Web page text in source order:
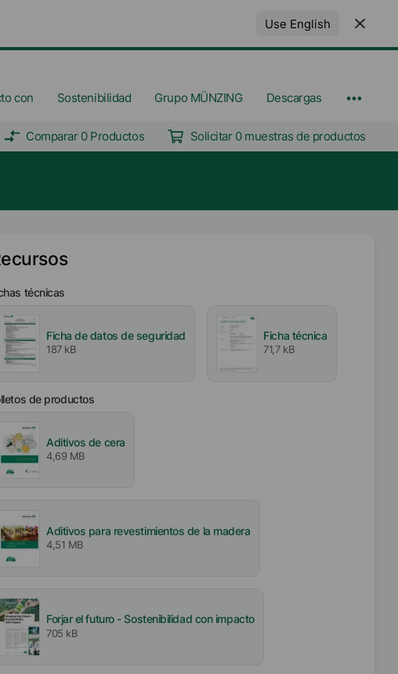
Use English
con Sostenibilidad Grupo MÜNZING Descargas
Comparar 0 Productos Solicitar 0 muestras de productos
técnicas
Ficha de datos de seguridad
187 kB
Ficha técnica
71,7 kB
de productos
Aditivos de cera
4,69 MB
Aditivos para revestimientos de la madera
4,51 MB
Forjar el futuro - Sostenibilidad con impacto
705 kB